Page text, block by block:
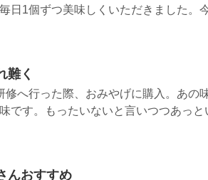
日1個ずつ美味しくいただきました。
難く
修へ行った際、おみやげに購入。あの
です。もったいないと言いつつあっと
んおすすめ